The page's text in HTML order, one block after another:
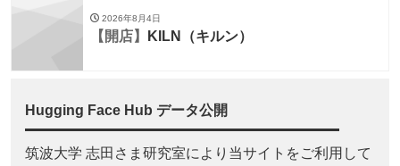
2026年8月4日
【開店】 KILN（キルン）
Hugging Face Hub データ公開
筑波大学 志田さま研究室により当サイトをご利用して